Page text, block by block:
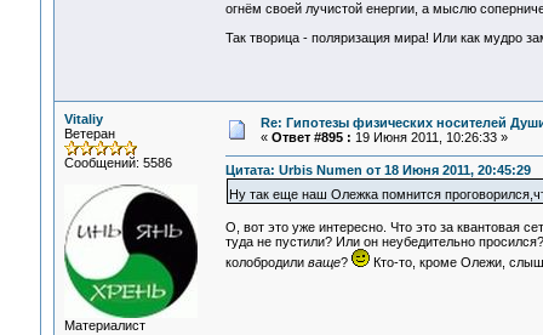
огнём своей лучистой енергии, а мыслю
Так творица - поляризация мира! Или как мудро
Vitaliy
Ветеран
Сообщений: 5586
Материалист
Re: Гипотезы физических носителей
« Ответ #895 : 19 Июня 2011, 10:26:33 »
Цитата: Urbis Numen от 18 Июня 2011, 20:45:29
Ну так еще наш Олежка помнится
О, вот это уже интересно. Что это за квантовая
туда не пустили? Или он неубедительно
колобродили ваще? Кто-то, кроме Олежи,